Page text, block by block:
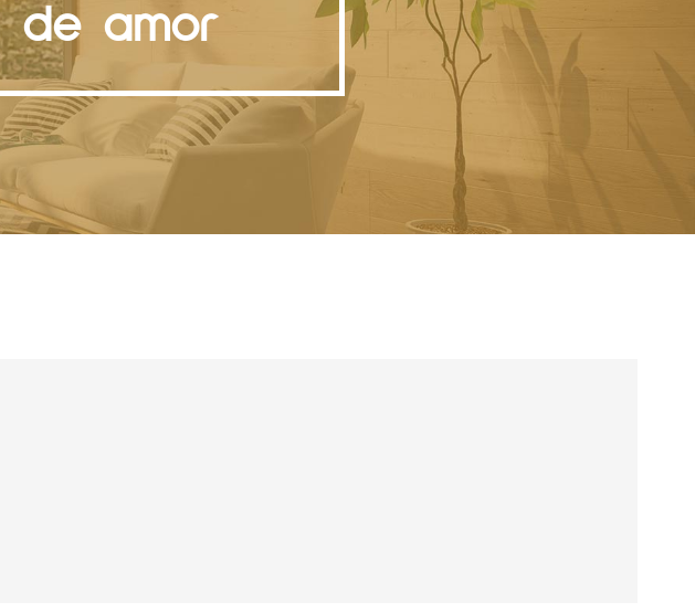
de amor